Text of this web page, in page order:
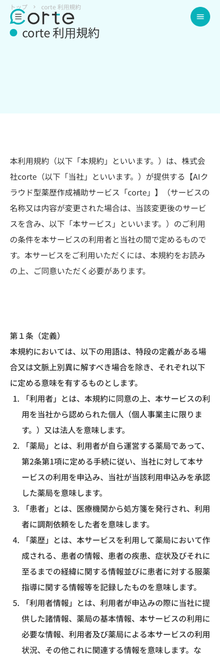
トップ corte 利⽤規約
corte 利⽤規約
本利用規約（以下「本規約」といいます。）は、株式会
社corte（以下「当社」といいます。）が提供する【AIク
ラウド型薬歴作成補助サービス「corte」】（サービスの
名称又は内容が変更された場合は、当該変更後のサービ
スを含み、以下「本サービス」といいます。）のご利用
の条件を本サービスの利用者と当社の間で定めるもので
す。本サービスをご利用いただくには、本規約をお読み
の上、ご同意いただく必要があります。
第１条（定義）
本規約においては、以下の用語は、特段の定義がある場
合又は文脈上別異に解すべき場合を除き、それぞれ以下
に定める意味を有するものとします。
「利用者」とは、本規約に同意の上、本サービスの利
用を当社から認められた個人（個人事業主に限りま
す。）又は法人を意味します。
「薬局」とは、利用者が自ら運営する薬局であって、
第2条第1項に定める手続に従い、当社に対して本サ
ービスの利用を申込み、当社が当該利用申込みを承認
した薬局を意味します。
「患者」とは、医療機関から処方箋を発行され、利用
者に調剤依頼をした者を意味します。
「薬歴」とは、本サービスを利用して薬局において作
成される、患者の情報、患者の疾患、症状及びそれに
至るまでの経緯に関する情報並びに患者に対する服薬
指導に関する情報等を記録したものを意味します。
「利用者情報」とは、利用者が申込みの際に当社に提
供した諸情報、薬局の基本情報、本サービスの利用に
必要な情報、利用者及び薬局による本サービスの利用
状況、その他これに関連する情報を意味します。な